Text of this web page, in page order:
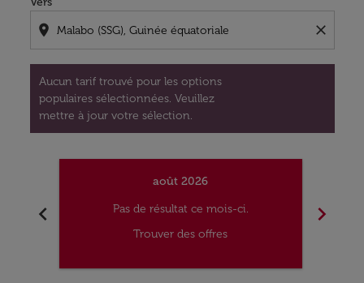
location_on close
Aucun tarif trouvé pour les options
populaires sélectionnées. Veuillez
mettre à jour votre sélection.
chevron_left
août 2026
Pas de résultat ce mois-ci.
Trouver des offres
chevron_right